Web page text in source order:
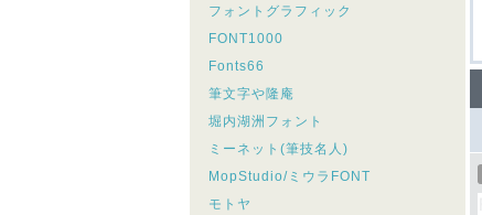
フォントグラフィック
FONT1000
Fonts66
筆文字や隆庵
堀内湖洲フォント
ミーネット(筆技名人)
MopStudio/ミウラFONT
モトヤ